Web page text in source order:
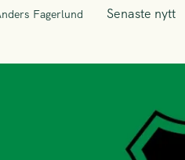
Fagerlund Senaste nytt